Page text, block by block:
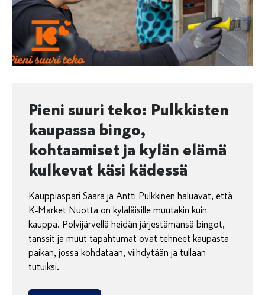
Pieni suuri teko: Pulkkisten
kaupassa bingo,
kohtaamiset ja kylän elämä
kulkevat käsi kädessä
Kauppiaspari Saara ja Antti Pulkkinen haluavat, että
K‑Market Nuotta on kyläläisille muutakin kuin
kauppa. Polvijärvellä heidän järjestämänsä bingot,
tanssit ja muut tapahtumat ovat tehneet kaupasta
paikan, jossa kohdataan, viihdytään ja tullaan
tutuiksi.